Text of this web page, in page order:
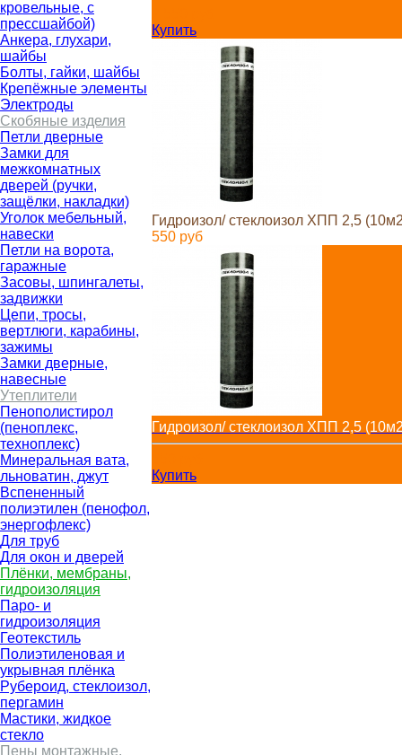
кровельные, с
прессшайбой)
Анкера, глухари,
шайбы
Болты, гайки, шайбы
Крепёжные элементы
Электроды
Скобяные изделия
Петли дверные
Замки для
межкомнатных
дверей (ручки,
защёлки, накладки)
Уголок мебельный,
навески
Петли на ворота,
гаражные
Засовы, шпингалеты,
задвижки
Цепи, тросы,
вертлюги, карабины,
зажимы
Замки дверные,
навесные
Утеплители
Пенополистирол
(пеноплекс,
техноплекс)
Минеральная вата,
льноватин, джут
Вспененный
полиэтилен (пенофол,
энергофлекс)
Для труб
Для окон и дверей
Плёнки, мембраны,
гидроизоляция
Паро- и
гидроизоляция
Геотекстиль
Полиэтиленовая и
укрывная плёнка
Рубероид, стеклоизол,
пергамин
Мастики, жидкое
стекло
Пены монтажные,
Купить
Гидроизол/ стеклоизол ХПП 2,5
550 руб
Гидроизол/ стеклоизол ХПП 2,5
Купить